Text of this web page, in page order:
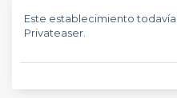
Este establecimiento
Privateaser.